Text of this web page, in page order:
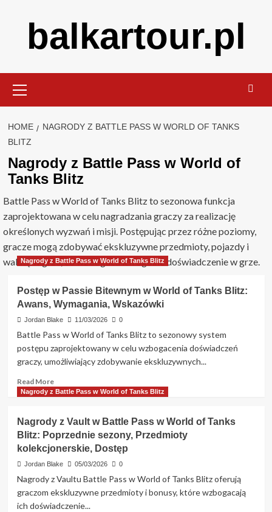
balkartour.pl
Menu
HOME
NAGRODY Z BATTLE PASS W WORLD OF TANKS
BLITZ
Nagrody z Battle Pass w World of
Tanks Blitz
Battle Pass w World of Tanks Blitz to sezonowa funkcja
zaprojektowana w celu nagradzania graczy za realizację
określonych wyzwań i misji. Postępując przez różne poziomy,
gracze mogą zdobywać ekskluzywne przedmioty, pojazdy i
walutę w grze, co wzbogaca ich ogólne doświadczenie w grze.
Nagrody z Battle Pass w World of Tanks Blitz
Postęp w Passie Bitewnym w World of Tanks Blitz:
Awans, Wymagania, Wskazówki
Jordan Blake 11/03/2026 0
Battle Pass w World of Tanks Blitz to sezonowy system
postępu zaprojektowany w celu wzbogacenia doświadczeń
graczy, umożliwiający zdobywanie ekskluzywnych...
Read MoreRead
more
w
Passie
Bitewnym
w
of
Tanks
Blitz:
Nagrody z Battle Pass w World of Tanks Blitz
Nagrody z Vault w Battle Pass w World of Tanks
Blitz: Poprzednie sezony, Przedmioty
kolekcjonerskie, Dostęp
Jordan Blake 05/03/2026 0
Nagrody z Vaultu Battle Pass w World of Tanks Blitz oferują
graczom ekskluzywne przedmioty i bonusy, które wzbogacają
ich doświadczenie...